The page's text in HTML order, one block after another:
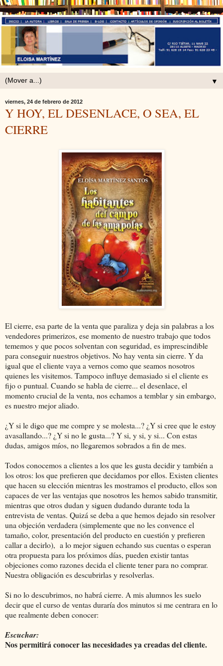
▼
viernes, 24 de febrero de 2012
Y HOY, EL DESENLACE, O SEA, EL
CIERRE
El cierre, esa parte de la venta que paraliza y deja sin palabras a los
vendedores primerizos, ese momento de nuestro trabajo que todos
tememos y que pocos solventan con seguridad, es imprescindible
para conseguir nuestros objetivos. No hay venta sin cierre. Y da
igual que el cliente vaya a vernos como que seamos nosotros
quienes les visitemos. Tampoco influye demasiado si el cliente es
fijo o puntual. Cuando se habla de cierre... el desenlace, el
momento crucial de la venta, nos echamos a temblar y sin embargo,
es nuestro mejor aliado.
¿Y si le digo que me compre y se molesta...? ¿Y si cree que le estoy
avasallando...? ¿Y si no le gusta...? Y si, y si, y si... Con estas
dudas, amigos míos, no llegaremos sobrados a fin de mes.
Todos conocemos a clientes a los que les gusta decidir y también a
los otros: los que prefieren que decidamos por ellos. Existen clientes
que hacen su elección mientras les mostramos el producto, ellos son
capaces de ver las ventajas que nosotros les hemos sabido transmitir,
mientras que otros dudan y siguen dudando durante toda la
entrevista de ventas. Quizá se deba a que hemos dejado sin resolver
una objeción verdadera (simplemente que no les convence el
tamaño, color, presentación del producto en cuestión y prefieren
callar a decirlo), a lo mejor siguen echando sus cuentas o esperan
otra propuesta para los próximos días, pueden existir tantas
objeciones como razones decida el cliente tener para no comprar.
Nuestra obligación es descubrirlas y resolverlas.
Si no lo descubrimos, no habrá cierre. A mis alumnos les suelo
decir que el curso de ventas duraría dos minutos si me centrara en lo
que realmente deben conocer:
Escuchar:
Nos permitirá conocer las necesidades ya creadas del cliente.